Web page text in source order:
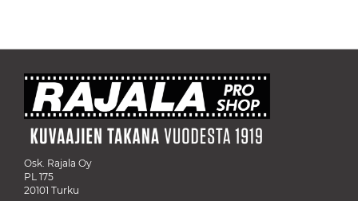
Osk. Rajala Oy
PL 175
20101 Turku